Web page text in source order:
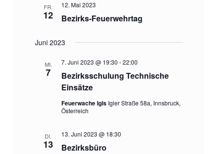
u
e
v
FR.
12 Bezirks-Feuerwehrtag
12. Mai 2023
Juni 2023
MI.
7
Bezirksschulung Technische
Einsätze
7. Juni 2023 @ 19:30 -22:00
Feuerwache Igls Igler Straße 58a, Innsbruck,
Österreich
DI.
13 Bezirksbüro
13. Juni 2023 @ 18:30